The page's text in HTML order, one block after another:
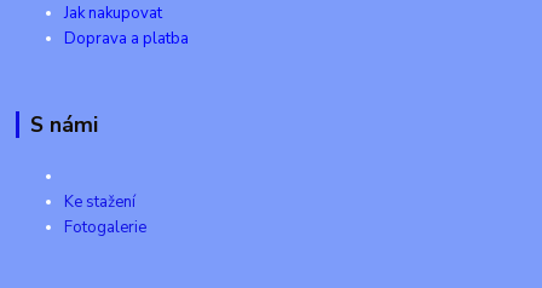
Jak nakupovat
Doprava a platba
S námi
Ke stažení
Fotogalerie